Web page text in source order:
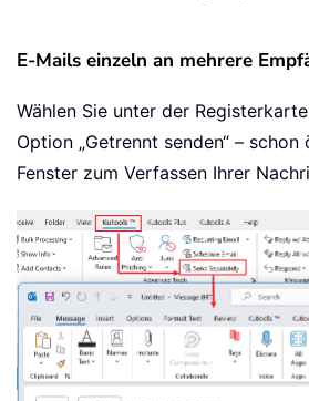
E-Mails einzeln an mehrere
Wählen Sie unter der Registerkarte
Option „Getrennt senden“ –
Fenster zum Verfassen Ihrer